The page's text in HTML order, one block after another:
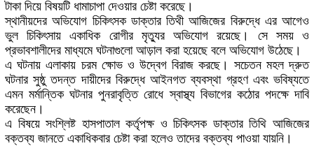
টাকা দিয়ে বিষয়টি ধামাচাপা দেওয়ার চেষ্টা করেছে।
স্থানীয়দের অভিযোগ চিকিৎসক ডাক্তার তিথী আজিজের বিরুদ্ধে এর আগেও
ভুল চিকিৎসায় একাধিক রোগীর মৃত্যুর অভিযোগ রয়েছে। সে সময় ও
প্রভাবশালীদের মাধ্যমে ঘটনাগুলো আড়াল করা হয়েছে বলে অভিযোগ উঠেছে।
এ ঘটনায় এলাকায় চরম ক্ষোভ ও উদ্বেগ বিরাজ করছে। সচেতন মহল দ্রুত
ঘটনার সুষ্ঠু তদন্ত দায়ীদের বিরুদ্ধে আইনগত ব্যবস্থা গ্রহণ এবং ভবিষ্যতে
এমন মর্মান্তিক ঘটনার পুনরাবৃত্তি রোধে স্বাস্থ্য বিভাগের কঠোর পদক্ষে দাবি
করেছেন।
এ বিষয়ে সংশ্লিষ্ট হাসপাতাল কর্তৃপক্ষ ও চিকিৎসক ডাক্তার তিথি আজিজের
বক্তব্য জানতে একাধিকবার চেষ্টা করা হলেও তাদের বক্তব্য পাওয়া যায়নি।